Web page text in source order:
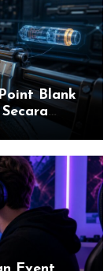
Blank